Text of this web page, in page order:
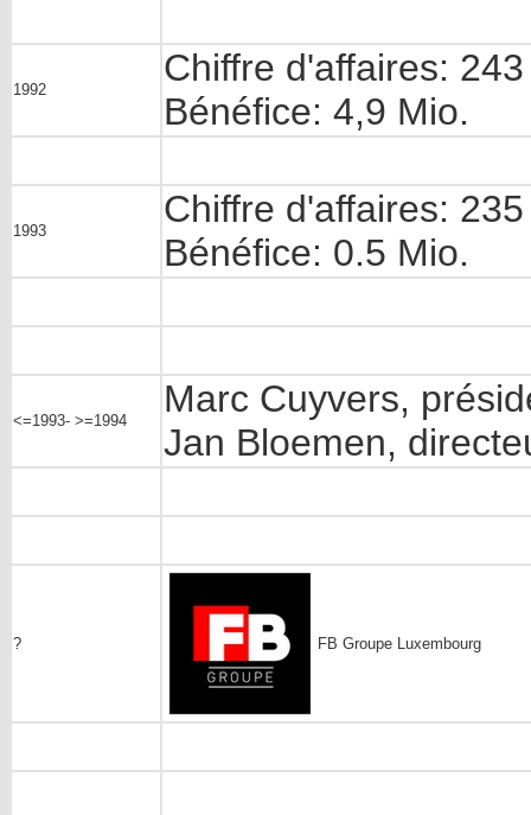
1992
Chiffre d'affaires:
Bénéfice: 4,9 Mio.
1993
Chiffre d'affaires:
Bénéfice: 0.5 Mio.
<=1993- >=1994
Marc Cuyvers,
Jan Bloemen,
? FB Groupe Luxembourg